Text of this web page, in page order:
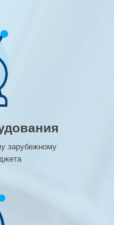
зарубежному